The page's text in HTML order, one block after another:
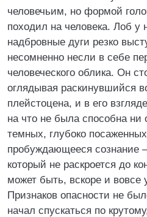
человечьим, но формой
походил на человека. Лоб у
надбровные дуги резко
несомненно несли в себе
человеческого облика. Он
оглядывая раскинувшийся
плейстоцена, и в его
на что не была способна ни
темных, глубоко
пробуждающееся сознание
который не раскроется до
может быть, вскоре и вовсе
Признаков опасности не
начал спускаться по